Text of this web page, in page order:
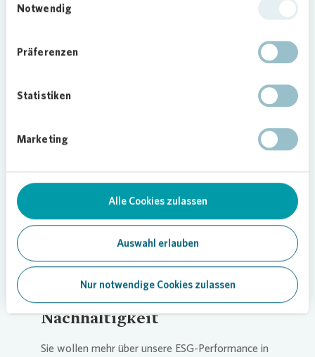
Notwendig
Präferenzen
Statistiken
Marketing
Alle Cookies zulassen
Auswahl erlauben
Nur notwendige Cookies zulassen
Nachhaltigkeit
Sie wollen mehr über unsere ESG-Performance in